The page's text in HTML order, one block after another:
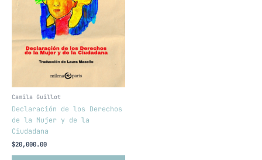
Camila Guillot
Declaración de los Derechos
de la Mujer y de la
Ciudadana
$20,000.00